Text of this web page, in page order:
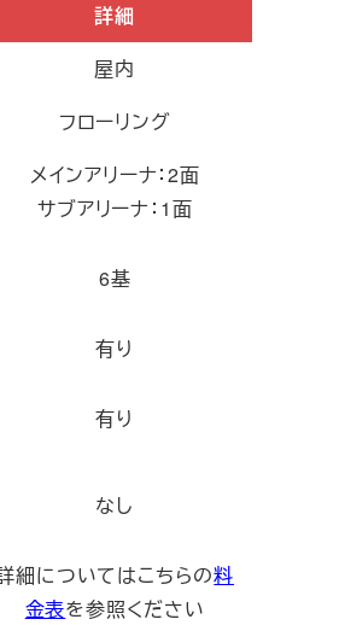
詳細
屋内
フローリング
メインアリーナ：2面
サブアリーナ：1面
6基
有り
有り
なし
細についてはこちらの料
金表を参照ください